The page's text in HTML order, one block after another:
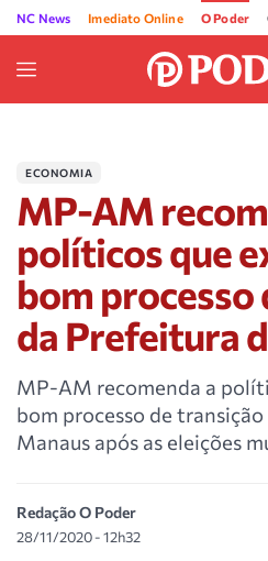
NC News Imediato Online O Poder
ECONOMIA
MP-AM
políticos que
bom processo
da Prefeitura
MP-AM recomenda a
bom processo de
Manaus após as eleições
Redação O Poder
28/11/2020 - 12h32